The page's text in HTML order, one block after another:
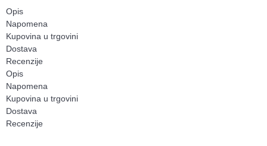
Opis
Napomena
Kupovina u trgovini
Dostava
Recenzije
Opis
Napomena
Kupovina u trgovini
Dostava
Recenzije